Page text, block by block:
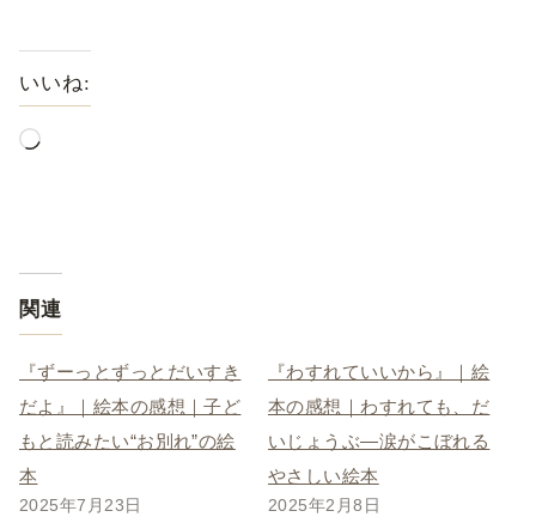
いいね:
関連
『ずーっとずっとだいすき
だよ』｜絵本の感想｜子ど
もと読みたい“お別れ”の絵
本
2025年7月23日
『わすれていいから』｜絵
本の感想｜わすれても、だ
いじょうぶ―涙がこぼれる
やさしい絵本
2025年2月8日